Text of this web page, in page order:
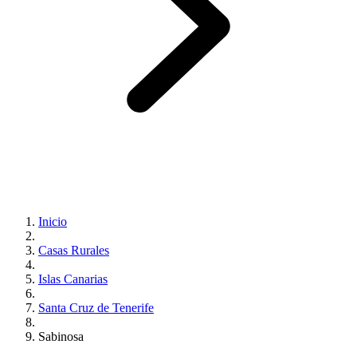
Inicio
Casas Rurales
Islas Canarias
Santa Cruz de Tenerife
Sabinosa